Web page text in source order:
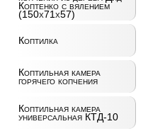
Коптенко с вялением
(150х71х57)
Коптилка
Коптильная камера
горячего копчения
Коптильная камера
универсальная КТД-10